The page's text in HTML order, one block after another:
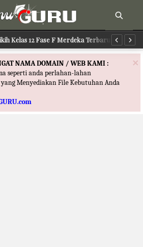
Fikih Kelas 12 Fase F Merdeka Terbaru
Kelas 12 Fase F Merdeka Terbaru
×
NAMA DOMAIN / WEB KAMI :
seperti anda perlahan-lahan
Menyediakan File Kebutuhan Anda